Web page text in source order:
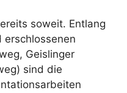
soweit. Entlang
Geislinger
sind die